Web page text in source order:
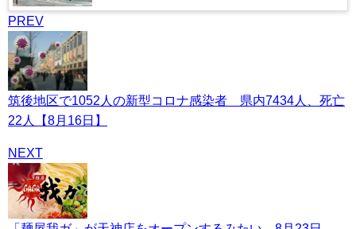
PREV
筑後地区で1052人の新型コロナ感染者 県内7434人、死亡
22人【8月16日】
NEXT